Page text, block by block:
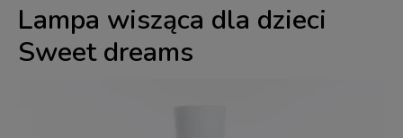
Lampa wisząca dla dzieci
Sweet dreams